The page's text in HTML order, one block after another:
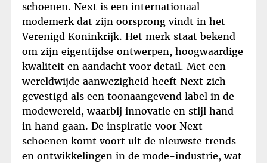
schoenen. Next is een internationaal
modemerk dat zijn oorsprong vindt in het
Verenigd Koninkrijk. Het merk staat bekend
om zijn eigentijdse ontwerpen, hoogwaardige
kwaliteit en aandacht voor detail. Met een
wereldwijde aanwezigheid heeft Next zich
gevestigd als een toonaangevend label in de
modewereld, waarbij innovatie en stijl hand
in hand gaan. De inspiratie voor Next
schoenen komt voort uit de nieuwste trends
en ontwikkelingen in de mode-industrie, wat